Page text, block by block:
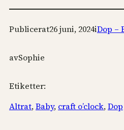
Publicerat26 juni, 2024iDop –
avSophie
Etiketter:
Altrat, Baby, craft o’clock, Dop